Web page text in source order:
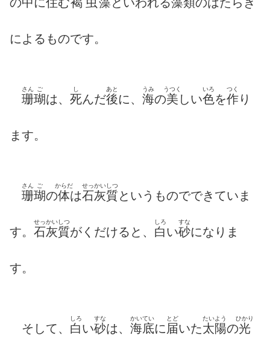
によるものです。
珊
さん
瑚
ご
は、 死
し
んだ後
あと
に、 海
うみ
の美
うつく
しい色
いろ
を作
つく
り
ます。
珊
さん
瑚
ご
の体
からだ
は石灰質
せっかいしつ
というものでできていま
す。 石灰質
せっかいしつ
がくだけると、 白
しろ
い砂
すな
になりま
す。
そして、 白
しろ
い砂
すな
は、 海底
かいてい
に届
とど
いた太陽
たいよう
の光
ひかり